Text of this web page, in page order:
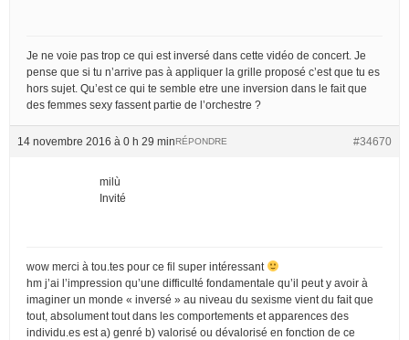
Je ne voie pas trop ce qui est inversé dans cette vidéo de concert. Je
pense que si tu n’arrive pas à appliquer la grille proposé c’est que tu es
hors sujet. Qu’est ce qui te semble etre une inversion dans le fait que
des femmes sexy fassent partie de l’orchestre ?
14 novembre 2016 à 0 h 29 min #34670
RÉPONDRE
milù
Invité
wow merci à tou.tes pour ce fil super intéressant
hm j’ai l’impression qu’une difficulté fondamentale qu’il peut y avoir à
imaginer un monde « inversé » au niveau du sexisme vient du fait que
tout, absolument tout dans les comportements et apparences des
individu.es est a) genré b) valorisé ou dévalorisé en fonction de ce